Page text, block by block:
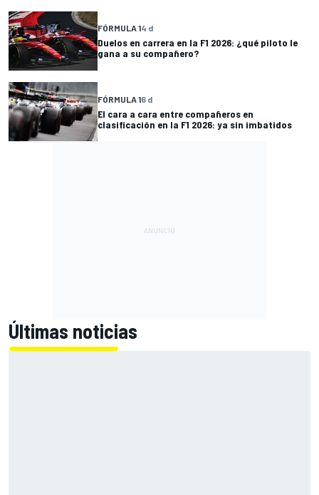
FÓRMULA 14 d
Duelos en carrera en la F1 2026: ¿qué piloto le
gana a su compañero?
FÓRMULA 16 d
El cara a cara entre compañeros en
clasificación en la F1 2026: ya sin imbatidos
Últimas noticias